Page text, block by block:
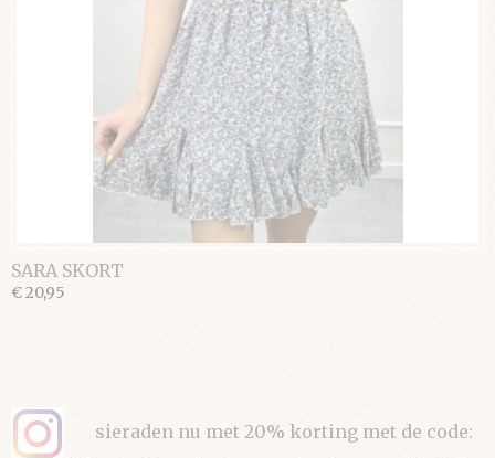
SARA SKORT
€ 20,95
sieraden nu met 20% korting met de code: